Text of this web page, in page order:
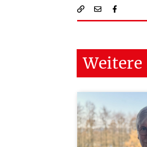
Weitere